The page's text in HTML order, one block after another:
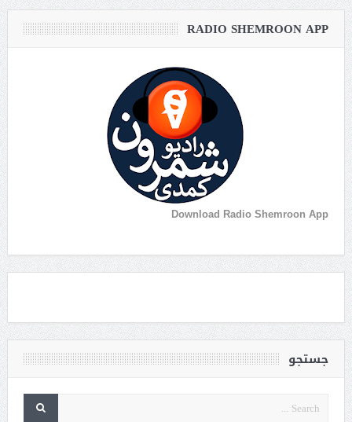
RADIO SHEMROON APP
Download Radio Shemroon App
جستجو